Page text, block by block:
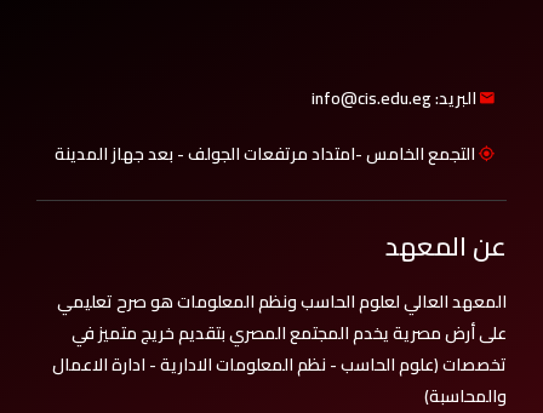
البريد: info@cis.edu.eg
التجمع الخامس -امتداد مرتفعات الجولف - بعد جهاز المدينة
عن المعهد
المعهد العالي لعلوم الحاسب ونظم المعلومات هو صرح تعليمي
على أرض مصرية يخدم المجتمع المصري بتقديم خريج متميز في
تخصصات (علوم الحاسب - نظم المعلومات الادارية - ادارة الاعمال
والمحاسبة)